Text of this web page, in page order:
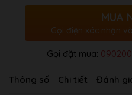
MUA
Gọi điện xác nhận
Gọi đặt mua:
Thông số Chi tiết Đánh